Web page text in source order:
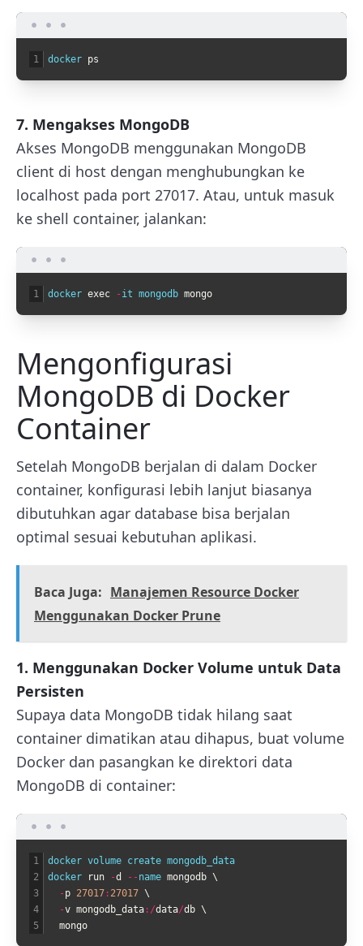
1 docker ps
7. Mengakses MongoDB
Akses MongoDB menggunakan MongoDB
client di host dengan menghubungkan ke
localhost pada port 27017. Atau, untuk masuk
ke shell container, jalankan:
1 docker exec -it mongodb mongo
Mengonfigurasi
MongoDB di Docker
Container
Setelah MongoDB berjalan di dalam Docker
container, konfigurasi lebih lanjut biasanya
dibutuhkan agar database bisa berjalan
optimal sesuai kebutuhan aplikasi.
Baca Juga: Manajemen Resource Docker
Menggunakan Docker Prune
1. Menggunakan Docker Volume untuk Data
Persisten
Supaya data MongoDB tidak hilang saat
container dimatikan atau dihapus, buat volume
Docker dan pasangkan ke direktori data
MongoDB di container:
1
2
3
4
5
docker volume create mongodb_data
docker
run -d --name mongodb \
-p 27017: 27017 \
-v mongodb_data: /data/db \
mongo